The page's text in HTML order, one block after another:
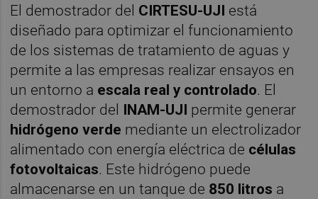
El demostrador del CIRTESU-UJI está
diseñado para optimizar el funcionamiento
de los sistemas de tratamiento de aguas y
permite a las empresas realizar ensayos en
un entorno a escala real y controlado. El
demostrador del INAM-UJI permite generar
hidrógeno verde mediante un electrolizador
alimentado con energía eléctrica de células
fotovoltaicas. Este hidrógeno puede
almacenarse en un tanque de 850 litros a